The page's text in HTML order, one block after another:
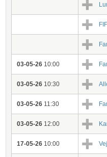
03-05-26 10:00
03-05-26 10:30
03-05-26 11:30
03-05-26 12:00
17-05-26 10:00